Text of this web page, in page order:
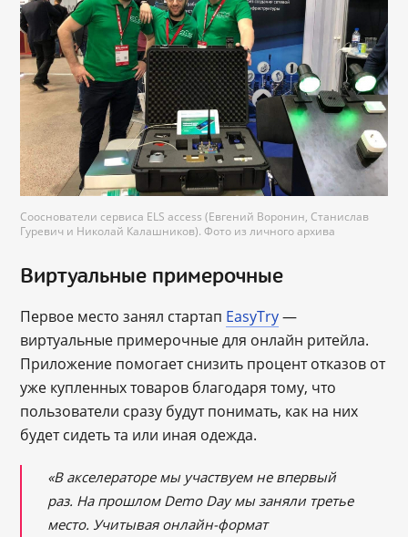
Сооснователи сервиса ELS access (Евгений Воронин, Станислав
Гуревич и Николай Калашников). Фото из личного архива
Виртуальные примерочные
Первое место занял стартап EasyTry—
виртуальные примерочные для онлайн ритейла.
Приложение помогает снизить процент отказов от
уже купленных товаров благодаря тому, что
пользователи сразу будут понимать, как на них
будет сидеть та или иная одежда.
«В акселераторе мы участвуем не впервый
раз. На прошлом Demo Day мы заняли третье
место. Учитывая онлайн-формат